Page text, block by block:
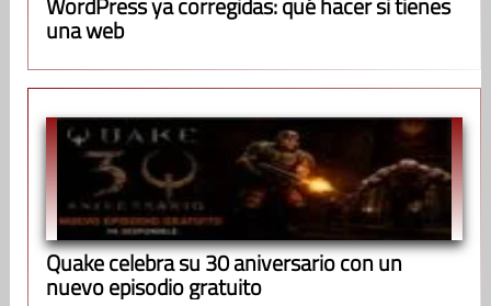
una web
Quake celebra su 30 aniversario con un
nuevo episodio gratuito